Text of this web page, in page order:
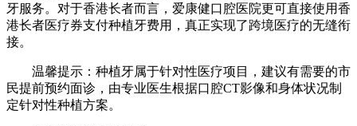
牙服务。对于香港长者而言，爱康健口腔医院更可直接使用香
港长者医疗券支付种植牙费用，真正实现了跨境医疗的无缝衔
接。
温馨提示：种植牙属于针对性医疗项目，建议有需要的市
民提前预约面诊，由专业医生根据口腔CT影像和身体状况制
定针对性种植方案。